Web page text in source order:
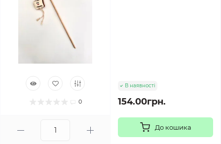
0
В наявності
154.00грн.
До кошика